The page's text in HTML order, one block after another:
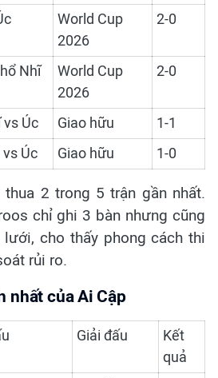
World Cup
2026
2-0
Nhĩ
World Cup
2026
2-0
vs Úc Giao hữu
1-1
Úc Giao hữu 1-0
thua 2 trong 5 trận gần nhất.
chỉ ghi 3 bàn nhưng cũng
cho thấy phong cách thi
rủi ro.
nhất của Ai Cập
Giải đấu
Kết
quả